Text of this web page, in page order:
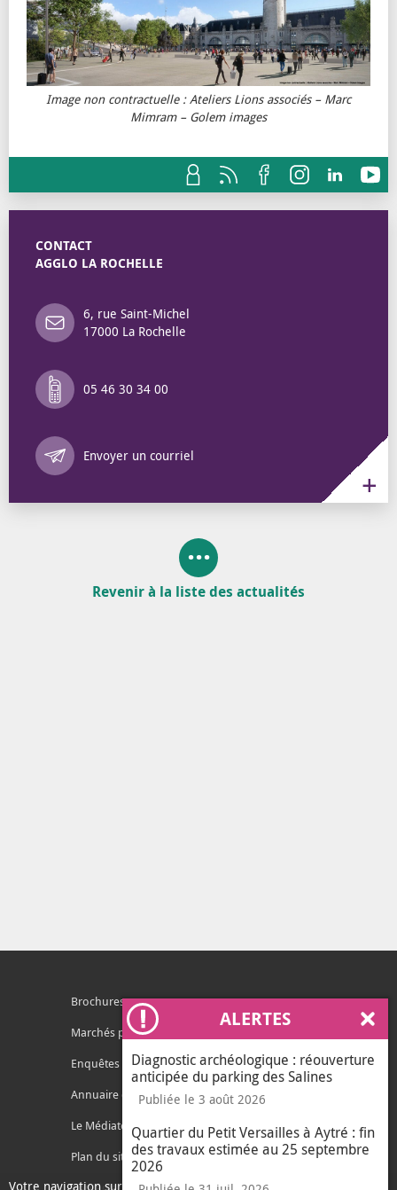
Votre navigation sur ce site nécessite l’usage de cookies pour des
ALERTES
Diagnostic archéologique : réouverture
anticipée du parking des Salines
Publiée le 3 août 2026
Quartier du Petit Versailles à Aytré : fin
des travaux estimée au 25 septembre
2026
Image non contractuelle : Ateliers Lions associés – Marc
Mimram – Golem images
CONTACT
AGGLO LA ROCHELLE
6, rue Saint-Michel
17000 La Rochelle
05 46 30 34 00
Envoyer un courriel
Annuaire
Revenir à la liste des actualités
Brochures
Marchés publics
Enquêtes publiques
Annuaire des services
Le Médiateur de l'Agglo
Plan du site